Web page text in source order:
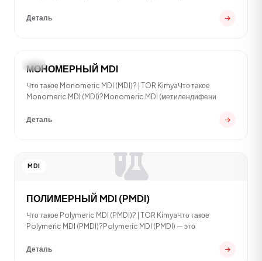
Деталь
MDI
МОНОМЕРНЫЙ MDI
Что такое Monomeric MDI (MDI)? | TOR KimyaЧто такое
Monomeric MDI (MDI)?Monomeric MDI (метилендифени
Деталь
MDI
ПОЛИМЕРНЫЙ MDI (PMDI)
Что такое Polymeric MDI (PMDI)? | TOR KimyaЧто такое
Polymeric MDI (PMDI)?Polymeric MDI (PMDI) — это
Деталь